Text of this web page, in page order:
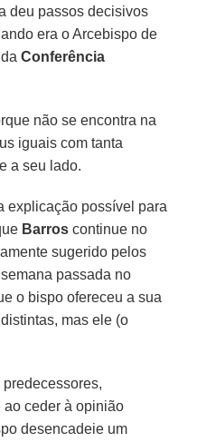
deu passos decisivos
era o Arcebispo de
daConferência
não se encontra na
iguais com tanta
a seu lado.
explicação possível para
Barros continue no
sugerido pelos
passada no
o bispo ofereceu a sua
mas ele (o
ao ceder à opinião
desencadeie um